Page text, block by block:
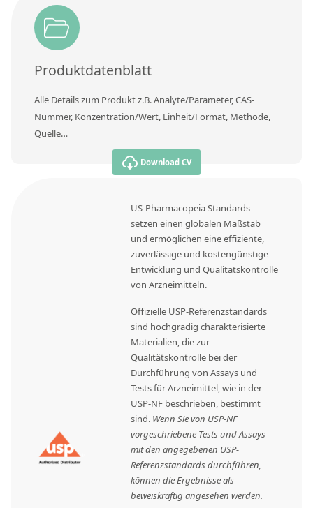
Produktdatenblatt
Alle Details zum Produkt z.B. Analyte/Parameter, CAS-
Nummer, Konzentration/Wert, Einheit/Format, Methode,
Quelle…
Download CV
US-Pharmacopeia Standards
setzen einen globalen Maßstab
und ermöglichen eine effiziente,
zuverlässige und kostengünstige
Entwicklung und Qualitätskontrolle
von Arzneimitteln.
Offizielle USP-Referenzstandards
sind hochgradig charakterisierte
Materialien, die zur
Qualitätskontrolle bei der
Durchführung von Assays und
Tests für Arzneimittel, wie in der
USP-NF beschrieben, bestimmt
sind. Wenn Sie von USP-NF
vorgeschriebene Tests und Assays
mit den angegebenen USP-
Referenzstandards durchführen,
können die Ergebnisse als
beweiskräftig angesehen werden.